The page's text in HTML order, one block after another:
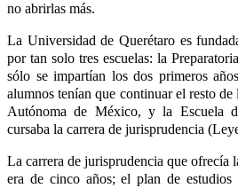
no abrirlas más.
La Universidad de Querétaro es
por tan solo tres escuelas: la
sólo se impartían los dos primeros
alumnos tenían que continuar el resto
Autónoma de México, y la Escuela
cursaba la carrera de jurisprudencia
La carrera de jurisprudencia que ofrecía
era de cinco años; el plan de